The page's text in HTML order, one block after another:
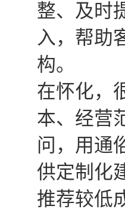
整、及时
入，帮助
构。
在怀化，
本、经营
问，用通
供定制化
推荐较低